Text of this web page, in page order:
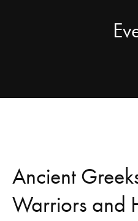
Ancient
Warriors and